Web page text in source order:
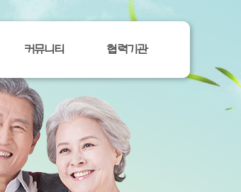
커뮤니티 협력기관